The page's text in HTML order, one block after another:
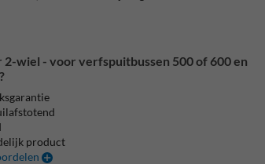
wiel - voor verfspuitbussen 500 of 600 en
product